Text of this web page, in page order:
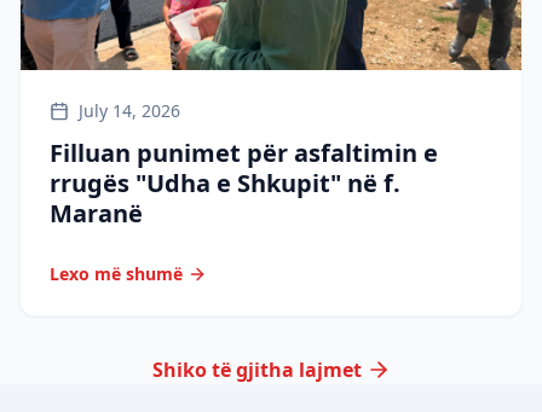
July 14, 2026
Filluan punimet për asfaltimin e
rrugës "Udha e Shkupit" në f.
Maranë
Lexo më shumë
Shiko të gjitha lajmet